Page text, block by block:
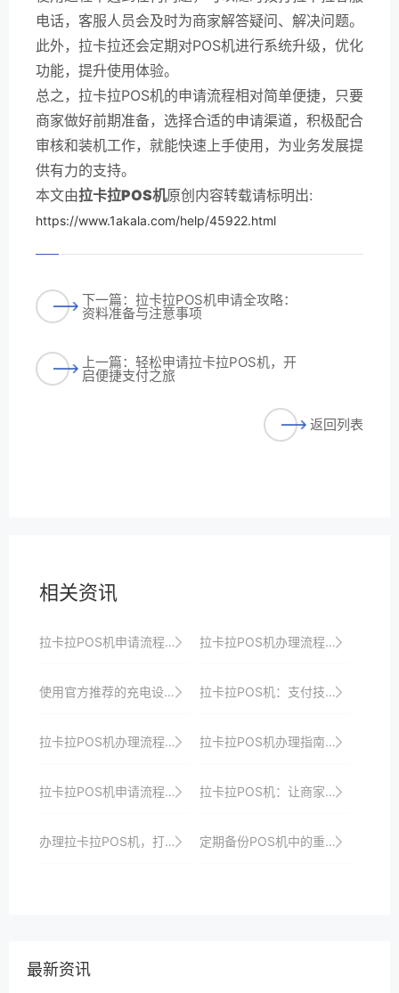
电话，客服人员会及时为商家解答疑问、解决问题。
此外，拉卡拉还会定期对POS机进行系统升级，优化
功能，提升使用体验。
总之，拉卡拉POS机的申请流程相对简单便捷，只要
商家做好前期准备，选择合适的申请渠道，积极配合
审核和装机工作，就能快速上手使用，为业务发展提
供有力的支持。
本文由拉卡拉POS机原创内容转载请标明出:
https://www.1akala.com/help/45922.html
下一篇：拉卡拉POS机申请全攻略：
资料准备与注意事项
上一篇：轻松申请拉卡拉POS机，开
启便捷支付之旅
返回列表
相关资讯
拉卡拉POS机申请流程及注意事项 拉卡拉POS机办理流程优化：更快更便捷地开启收银之旅，助力商家发展
使用官方推荐的充电设备，避免使用非原装充电器。 拉卡拉POS机：支付技术的新篇章，引领未来
拉卡拉POS机办理流程揭秘：一站式服务将助力商家快速申请高效收银并实现数字化转型与升级目标以赢在起跑线 拉卡拉POS机办理指南：从零开始，轻松掌握收银新技能，实现收银升级与转型
拉卡拉POS机申请流程图解，一看就懂 拉卡拉POS机：让商家收银更智能、更安全、更便捷
办理拉卡拉POS机，打造智能便捷安全的收银系统，引领支付行业创新与发展潮流 定期备份POS机中的重要数据，以防数据丢失。
最新资讯